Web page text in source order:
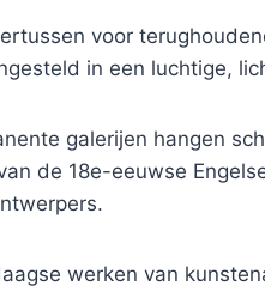
voor
in een luchtige,
galerijen hangen
de 18e-eeuwse
werken van